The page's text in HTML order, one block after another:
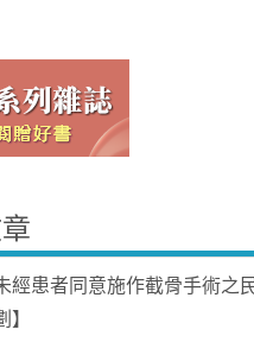
經患者同意施作截骨手術之
】